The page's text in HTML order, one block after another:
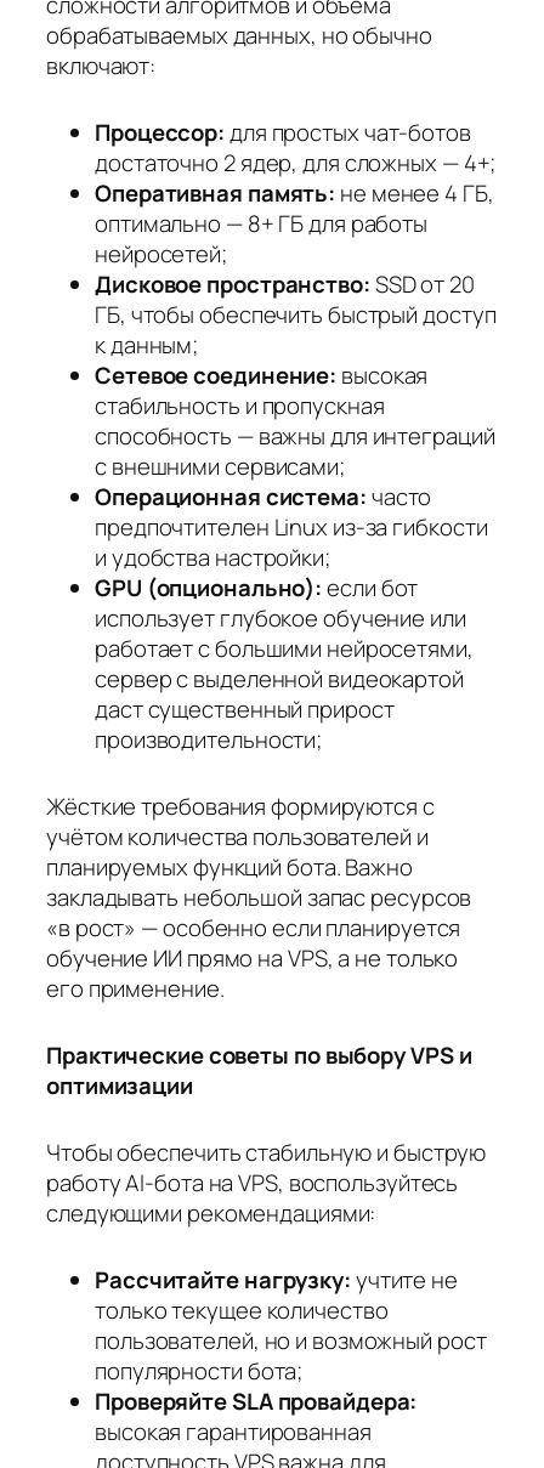
обрабатываемых данных, но обычно
включают:
Процессор:для простых чат-ботов
достаточно 2 ядер, для сложных — 4+;
Оперативная память: не менее 4 ГБ,
оптимально — 8+ ГБ для работы
нейросетей;
Дисковое пространство:SSD от 20
ГБ, чтобы обеспечить быстрый доступ
к данным;
Сетевое соединение: высокая
стабильность и пропускная
способность — важны для интеграций
с внешними сервисами;
Операционная система:часто
предпочтителен Linux из-за гибкости
и удобства настройки;
GPU (опционально):если бот
использует глубокое обучение или
работает с большими нейросетями,
сервер с выделенной видеокартой
даст существенный прирост
производительности;
Жёсткие требования формируются с
учётом количества пользователей и
планируемых функций бота. Важно
закладывать небольшой запас ресурсов
«в рост» — особенно если планируется
обучение ИИ прямо на VPS, а не только
его применение.
Практические советы по выбору VPS и
оптимизации
Чтобы обеспечить стабильную и быструю
работу AI-бота на VPS, воспользуйтесь
следующими рекомендациями:
Рассчитайте нагрузку:учтите не
только текущее количество
пользователей, но и возможный рост
популярности бота;
Проверяйте SLA провайдера:
высокая гарантированная
доступность VPS важна для